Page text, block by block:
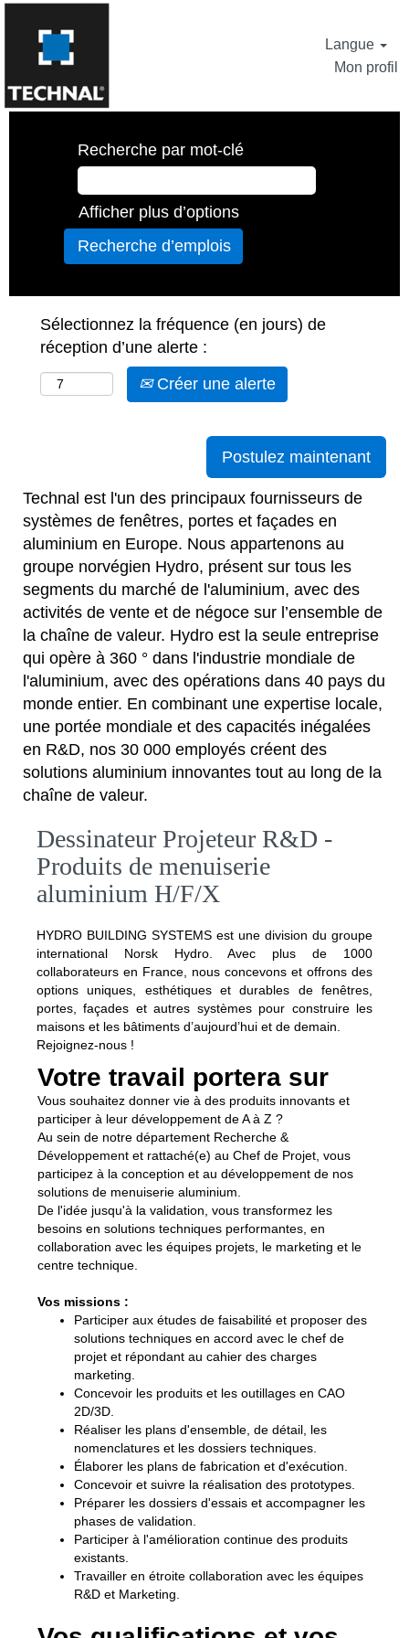
Langue
Mon profil
Recherche par mot-clé
Afficher plus d’options
Sélectionnez la fréquence (en jours) de
réception d’une alerte :
Créer une alerte
Postulez maintenant
Technal est l'un des principaux fournisseurs de
systèmes de fenêtres, portes et façades en
aluminium en Europe. Nous appartenons au
groupe norvégien Hydro, présent sur tous les
segments du marché de l'aluminium, avec des
activités de vente et de négoce sur l’ensemble de
la chaîne de valeur. Hydro est la seule entreprise
qui opère à 360 ° dans l'industrie mondiale de
l'aluminium, avec des opérations dans 40 pays du
monde entier. En combinant une expertise locale,
une portée mondiale et des capacités inégalées
en R&D, nos 30 000 employés créent des
solutions aluminium innovantes tout au long de la
chaîne de valeur.
Dessinateur Projeteur R&D -
Produits de menuiserie
aluminium H/F/X
HYDRO BUILDING SYSTEMS est une division du groupe
international Norsk Hydro. Avec plus de 1000
collaborateurs en France, nous concevons et offrons des
options uniques, esthétiques et durables de fenêtres,
portes, façades et autres systèmes pour construire les
maisons et les bâtiments d’aujourd’hui et de demain.
Rejoignez-nous !
Votre travail portera sur
Vous souhaitez donner vie à des produits innovants et
participer à leur développement de A à Z ?
Au sein de notre département Recherche &
Développement et rattaché(e) au Chef de Projet, vous
participez à la conception et au développement de nos
solutions de menuiserie aluminium.
De l'idée jusqu'à la validation, vous transformez les
besoins en solutions techniques performantes, en
collaboration avec les équipes projets, le marketing et le
centre technique.
Vos missions :
Participer aux études de faisabilité et proposer des
solutions techniques en accord avec le chef de
projet et répondant au cahier des charges
marketing.
Concevoir les produits et les outillages en CAO
2D/3D.
Réaliser les plans d'ensemble, de détail, les
nomenclatures et les dossiers techniques.
Élaborer les plans de fabrication et d'exécution.
Concevoir et suivre la réalisation des prototypes.
Préparer les dossiers d'essais et accompagner les
phases de validation.
Participer à l'amélioration continue des produits
existants.
Travailler en étroite collaboration avec les équipes
R&D et Marketing.